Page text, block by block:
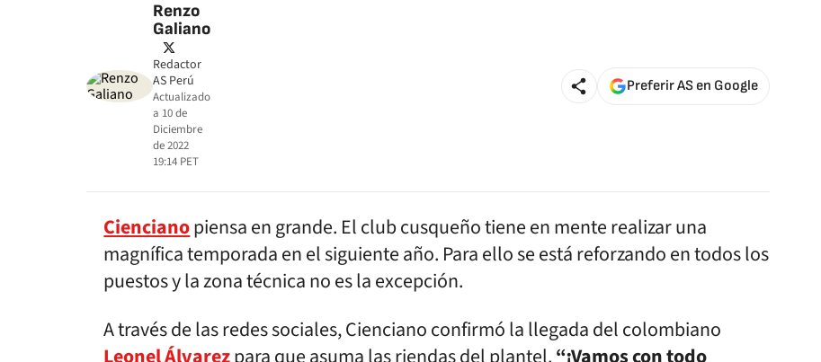
Renzo
Galiano
twitter
Redactor
AS Perú
Actualizado
a 10 de
Diciembre
de 2022
19:14 PET
Preferir AS en Google
Ciencianopiensa en grande. El club cusqueño tiene en mente realizar una
magnífica temporada en el siguiente año. Para ello se está reforzando en todos los
puestos y la zona técnica no es la excepción.
A través de las redes sociales, Cienciano confirmó la llegada del colombiano